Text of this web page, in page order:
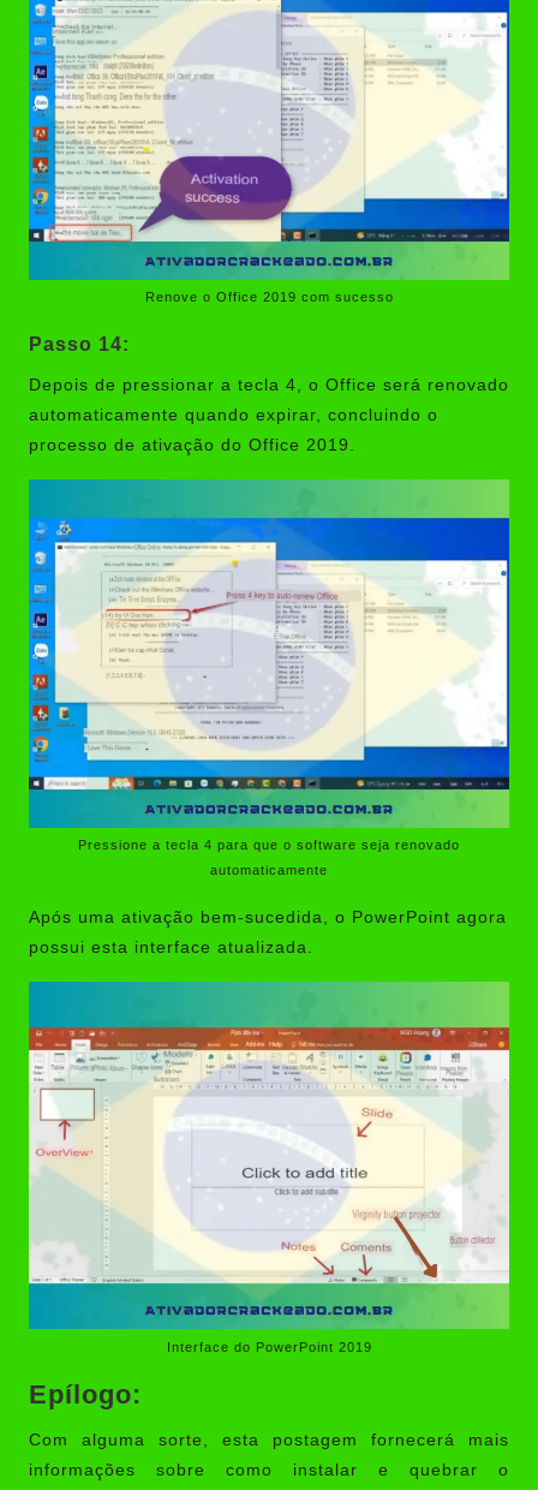
Renove o Office 2019 com sucesso
Passo 14:
Depois de pressionar a tecla 4, o Office será renovado
automaticamente quando expirar, concluindo o
processo de ativação do Office 2019.
Pressione a tecla 4 para que o software seja renovado
automaticamente
Após uma ativação bem-sucedida, o PowerPoint agora
possui esta interface atualizada.
Interface do PowerPoint 2019
Epílogo:
Com alguma sorte, esta postagem fornecerá mais
informações sobre como instalar e quebrar o